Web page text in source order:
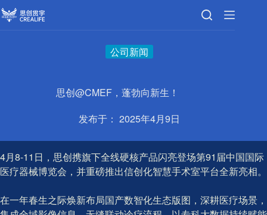
跳
至
公司新闻
思创@CMEF，蓬勃向新生！
发布于： 2025年4月9日
4月8-11日，思创携旗下全线硬核产品闪亮登场第91届中国国际
医疗器械博览会，并重磅推出信创化智慧手术室平台全新亮相。
在一年春生之际焕新布局国产数智化生态版图，深耕医疗场景，